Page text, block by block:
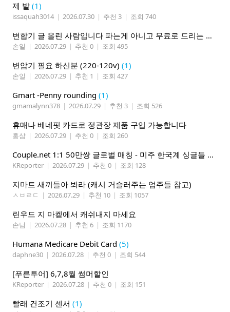
제 발 (1)
issaquah3014 | 2026.07.30 | 추천 3 | 조회 740
변합기 글 올린 사람입니다 파는게 아니고 무료로 드리는 겁니다 필요하신분 연락처 남겨주시면 됩니다
손일 | 2026.07.29 | 추천 0 | 조회 495
변압기 필요 하신분 (220-120v) (1)
손일 | 2026.07.29 | 추천 1 | 조회 427
Gmart -Penny rounding (1)
gmamalynn378 | 2026.07.29 | 추천 3 | 조회 526
휴매나 베네핏 카드로 정관장 제품 구입 가능합니다
홍삼 | 2026.07.29 | 추천 0 | 조회 260
Couple.net 1:1 50만쌍 글로벌 매칭 - 미주 한국계 싱글들 모이세요
KReporter | 2026.07.29 | 추천 0 | 조회 128
지마트 새끼들아 봐라 (캐시 거슬러주는 업주들 참고)
ㅅㅂㄹㄷ | 2026.07.29 | 추천 10 | 조회 1057
린우드 지 마켙에서 캐쉬내지 마세요
손님 | 2026.07.28 | 추천 6 | 조회 1170
Humana Medicare Debit Card (5)
daphne30 | 2026.07.28 | 추천 0 | 조회 544
[푸른투어] 6,7,8월 썸머할인
KReporter | 2026.07.28 | 추천 0 | 조회 151
빨래 건조기 센서 (1)